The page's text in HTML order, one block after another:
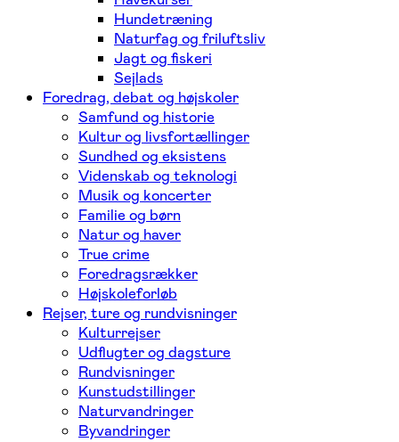
Hundetræning
Naturfag og friluftsliv
Jagt og fiskeri
Sejlads
Foredrag, debat og højskoler
Samfund og historie
Kultur og livsfortællinger
Sundhed og eksistens
Videnskab og teknologi
Musik og koncerter
Familie og børn
Natur og haver
True crime
Foredragsrækker
Højskoleforløb
Rejser, ture og rundvisninger
Kulturrejser
Udflugter og dagsture
Rundvisninger
Kunstudstillinger
Naturvandringer
Byvandringer